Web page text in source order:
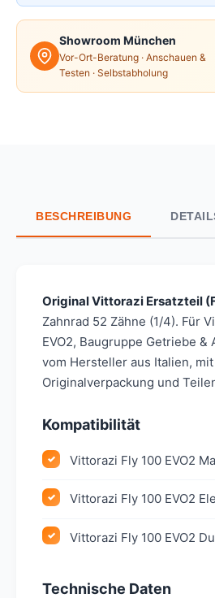
Showroom München
Vor-Ort-Beratung · Anschauen &
Testen · Selbstabholung
BESCHREIBUNG
Original Vittorazi Ersatzteil
Zahnrad 52 Zähne (1/4). Für
EVO2, Baugruppe Getriebe &
vom Hersteller aus Italien, mit
Originalverpackung und
Kompatibilität
Vittorazi Fly 100 EVO2
Vittorazi Fly 100 EVO2
Vittorazi Fly 100 EVO2
Technische Daten